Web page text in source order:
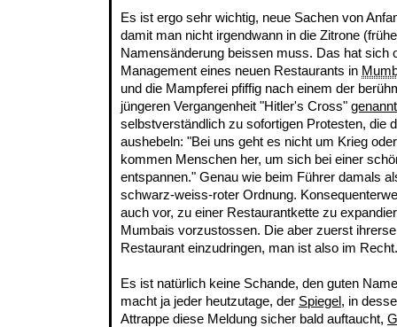
Es ist ergo sehr wichtig, neue Sachen von
damit man nicht irgendwann in die Zitrone
Namensänderung beissen muss. Das hat sich
Management eines neuen Restaurants in
und die Mampferei pfiffig nach einem der
jüngeren Vergangenheit "Hitler's Cross" genannt
selbstverständlich zu sofortigen Protesten, die
aushebeln: "Bei uns geht es nicht um Krieg
kommen Menschen her, um sich bei einer
entspannen." Genau wie beim Führer damals
schwarz-weiss-roter Ordnung.
auch vor, zu einer Restaurantkette zu
Mumbais vorzustossen. Die aber zuerst
Restaurant einzudringen, man ist also im Recht.
Es ist natürlich keine Schande, den guten
macht ja jeder heutzutage, der Spiegel, in
Attrappe diese Meldung sicher bald auftaucht,